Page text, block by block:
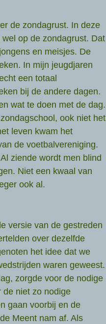
de zondagrust. In deze
op de zondagrust. Dat
en meisjes. De
In mijn jeugdjaren
een totaal
bij de andere dagen.
wat te doen met de dag.
ook niet het
leven kwam het
de voetbalvereniging.
ziende wordt men blind
Niet een kwaal van
ook al.
versie van de gestreden
over dezelfde
het idee dat we
waren geweest.
zorgde voor de nodige
de niet zo nodige
gaan voorbij en de
Meent nam af. Als